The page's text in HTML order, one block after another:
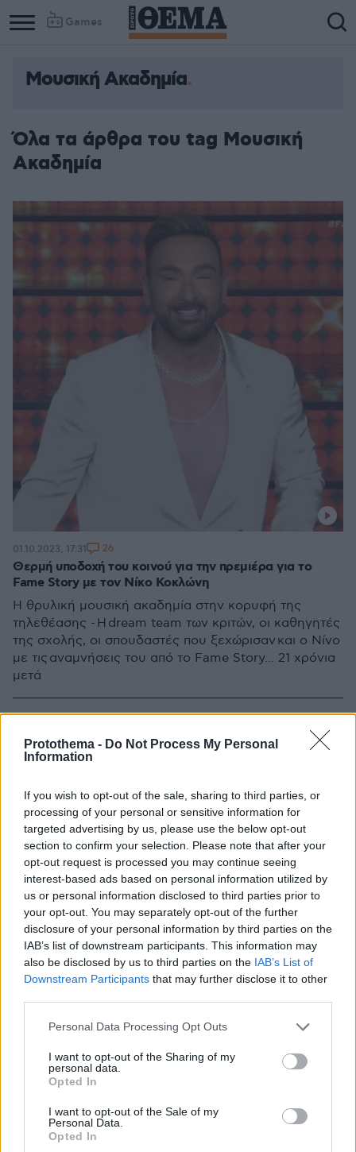
Protothema - Do Not Process My Personal
Information
If you wish to opt-out of the sale, sharing to third parties, or
processing of your personal or sensitive information for
targeted advertising by us, please use the below opt-out
section to confirm your selection. Please note that after your
opt-out request is processed you may continue seeing
interest-based ads based on personal information utilized by
us or personal information disclosed to third parties prior to
your opt-out. You may separately opt-out of the further
disclosure of your personal information by third parties on the
IAB’s list of downstream participants. This information may
also be disclosed by us to third parties on the IAB’s List of
Downstream Participants that may further disclose it to other
Please note that this website/app uses one or more Google
not limited to your visit or usage behaviour. You may click to
grant or deny consent to Google and its third-party tags to
use your data for below specified purposes in below Google
consent section.
Personal Data Processing Opt Outs
I want to opt-out of the Sharing of my
personal data.
Opted In
I want to opt-out of the Sale of my
Personal Data.
Opted In
Games
Μουσική Ακαδημία
Όλα τα άρθρα του tag Μουσική
Ακαδημία
Θερμή υποδοχή του κοινού για την πρεμιέρα για το
Fame Story με τον Νίκο Κοκλώνη
Η θρυλική μουσική ακαδημία στην κορυφή της
τηλεθέασης - Η dream team των κριτών, οι καθηγητές
της σχολής, οι σπουδαστές που ξεχώρισαν και ο Νίνο
με τις αναμνήσεις του από το Fame Story... 21 χρόνια
μετά
01.10.2023, 17:31 26
Η Διεθνής Μουσική Ακαδημία Σπετσών ανοίγει ξανά τις
Ποιοι μπορούν να συμμετέχουν στα μαθήματα και
ποιοι θα είναι οι διακεκριμένοι διεθνώς καθηγητές
21.03.2022, 06:32